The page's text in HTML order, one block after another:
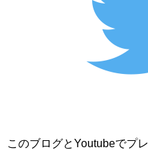
このブログとYoutubeでプ